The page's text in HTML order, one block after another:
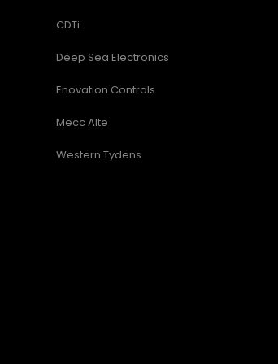
CDTi
Deep Sea Electronics
Enovation Controls
Mecc Alte
Western Tydens